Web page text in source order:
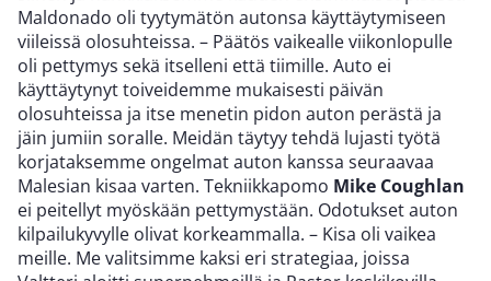
Maldonado oli tyytymätön autonsa käyttäytymiseen
viileissä olosuhteissa. – Päätös vaikealle viikonlopulle
oli pettymys sekä itselleni että tiimille. Auto ei
käyttäytynyt toiveidemme mukaisesti päivän
olosuhteissa ja itse menetin pidon auton perästä ja
jäin jumiin soralle. Meidän täytyy tehdä lujasti työtä
korjataksemme ongelmat auton kanssa seuraavaa
Malesian kisaa varten. Tekniikkapomo Mike Coughlan
ei peitellyt myöskään pettymystään. Odotukset auton
kilpailukyvylle olivat korkeammalla. – Kisa oli vaikea
meille. Me valitsimme kaksi eri strategiaa, joissa